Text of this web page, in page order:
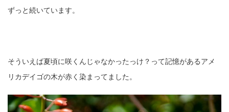
ずっと続いています。
そういえば夏頃に咲くんじゃなかったっけ？って記憶があるアメ
リカデイゴの木が赤く染まってました。